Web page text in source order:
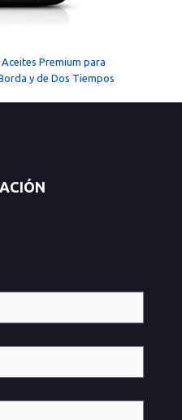
Aceites Premium para
y de Dos Tiempos